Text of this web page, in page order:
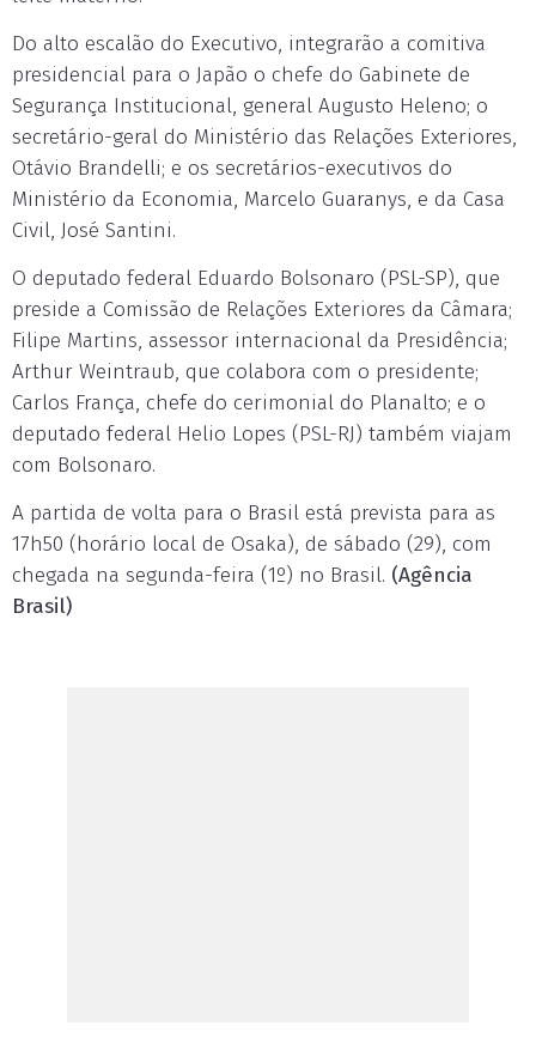
Do alto escalão do Executivo, integrarão a comitiva
presidencial para o Japão o chefe do Gabinete de
Segurança Institucional, general Augusto Heleno; o
secretário-geral do Ministério das Relações Exteriores,
Otávio Brandelli; e os secretários-executivos do
Ministério da Economia, Marcelo Guaranys, e da Casa
Civil, José Santini.
O deputado federal Eduardo Bolsonaro (PSL-SP), que
preside a Comissão de Relações Exteriores da Câmara;
Filipe Martins, assessor internacional da Presidência;
Arthur Weintraub, que colabora com o presidente;
Carlos França, chefe do cerimonial do Planalto; e o
deputado federal Helio Lopes (PSL-RJ) também viajam
com Bolsonaro.
A partida de volta para o Brasil está prevista para as
17h50 (horário local de Osaka), de sábado (29), com
chegada na segunda-feira (1º) no Brasil. (Agência
Brasil)